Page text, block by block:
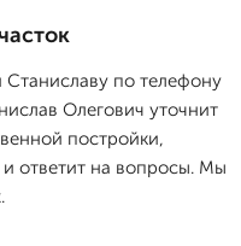
по телефону
Олегович уточнит
постройки,
ответит на вопросы. Мы